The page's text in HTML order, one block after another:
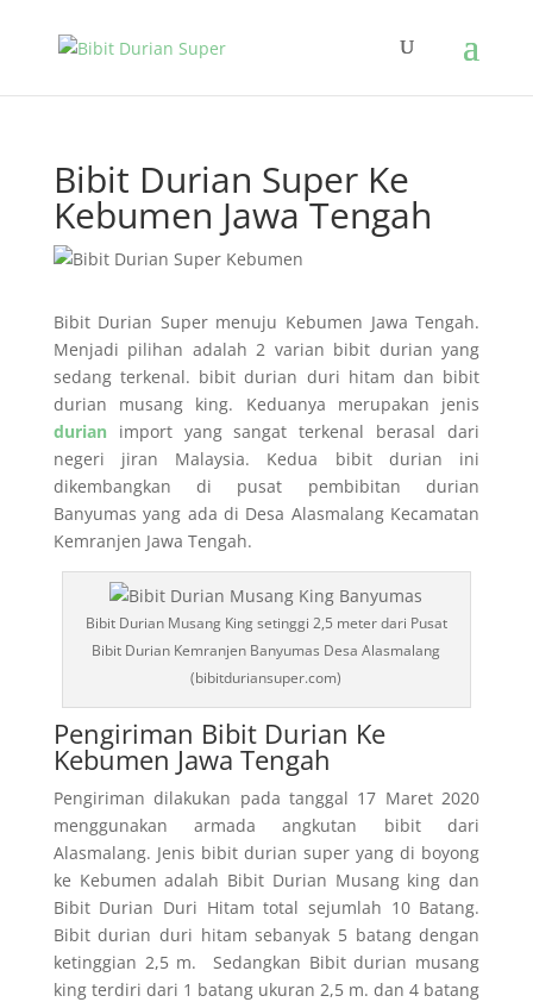
Bibit Durian Super Ke
Kebumen Jawa Tengah
Bibit Durian Super menuju Kebumen Jawa Tengah.
Menjadi pilihan adalah 2 varian bibit durian yang
sedang terkenal. bibit durian duri hitam dan bibit
durian musang king. Keduanya merupakan jenis
durian import yang sangat terkenal berasal dari
negeri jiran Malaysia. Kedua bibit durian ini
dikembangkan di pusat pembibitan durian
Banyumas yang ada di Desa Alasmalang Kecamatan
Kemranjen Jawa Tengah.
Bibit Durian Musang King setinggi 2,5 meter dari Pusat
Bibit Durian Kemranjen Banyumas Desa Alasmalang
(bibitduriansuper.com)
Pengiriman Bibit Durian Ke
Kebumen Jawa Tengah
Pengiriman dilakukan pada tanggal 17 Maret 2020
menggunakan armada angkutan bibit dari
Alasmalang. Jenis bibit durian super yang di boyong
ke Kebumen adalah Bibit Durian Musang king dan
Bibit Durian Duri Hitam total sejumlah 10 Batang.
Bibit durian duri hitam sebanyak 5 batang dengan
ketinggian 2,5 m. Sedangkan Bibit durian musang
king terdiri dari 1 batang ukuran 2,5 m. dan 4 batang